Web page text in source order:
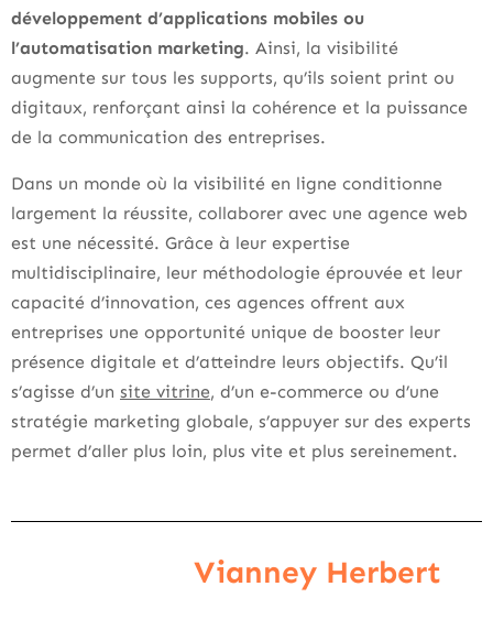
développement d’applications mobiles ou
l’automatisation marketing. Ainsi, la visibilité
augmente sur tous les supports, qu’ils soient print ou
digitaux, renforçant ainsi la cohérence et la puissance
de la communication des entreprises.
Dans un monde où la visibilité en ligne conditionne
largement la réussite, collaborer avec une agence web
est une nécessité. Grâce à leur expertise
multidisciplinaire, leur méthodologie éprouvée et leur
capacité d’innovation, ces agences offrent aux
entreprises une opportunité unique de booster leur
présence digitale et d’atteindre leurs objectifs. Qu’il
s’agisse d’un site vitrine, d’un e-commerce ou d’une
stratégie marketing globale, s’appuyer sur des experts
permet d’aller plus loin, plus vite et plus sereinement.
Vianney Herbert